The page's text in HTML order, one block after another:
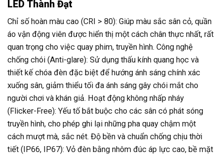
LED Thành Đạt
Chỉ số hoàn màu cao (CRI > 80): Giúp màu sắc sân cỏ, quần
áo vận động viên được hiển thị một cách chân thực nhất, rất
quan trọng cho việc quay phim, truyền hình. Công nghệ
chống chói (Anti-glare): Sử dụng thấu kính quang học và
thiết kế chóa đèn đặc biệt để hướng ánh sáng chính xác
xuống sân, giảm thiểu tối đa ánh sáng gây chói mắt cho
người chơi và khán giả. Hoạt động không nhấp nháy
(Flicker-Free): Yếu tố bắt buộc cho các sân có phát sóng
truyền hình, cho phép ghi lại những pha quay chậm một
cách mượt mà, sắc nét. Độ bền và chuẩn chống chịu thời
tiết (IP66, IP67): Vỏ đèn bằng nhôm đúc áp lực cao, bề mặt